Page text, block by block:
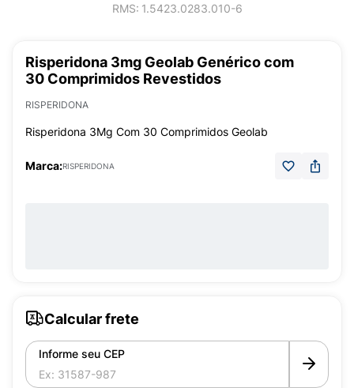
RMS: 1.5423.0283.010-6
Risperidona 3mg Geolab Genérico com
30 Comprimidos Revestidos
RISPERIDONA
Risperidona 3Mg Com 30 Comprimidos Geolab
Marca:RISPERIDONA
Calcular frete
Informe seu CEP